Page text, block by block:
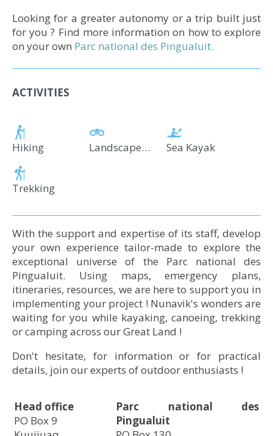
Looking for a greater autonomy or a trip built just
for you ? Find more information on how to explore
on your own Parc national des Pingualuit.
ACTIVITIES
Hiking Landscape and Wildlife Observation Sea Kayak
Trekking
With the support and expertise of its staff, develop
your own experience tailor-made to explore the
exceptional universe of the Parc national des
Pingualuit. Using maps, emergency plans,
itineraries, resources, we are here to support you in
implementing your project ! Nunavik's wonders are
waiting for you while kayaking, canoeing, trekking
or camping across our Great Land !
Don't hesitate, for information or for practical
details, join our experts of outdoor enthusiasts !
​Head office
PO Box 9
Parc national des
Pingualuit